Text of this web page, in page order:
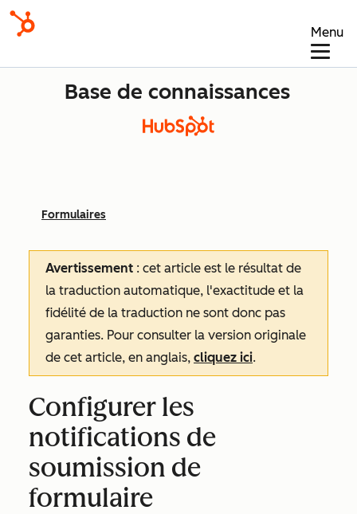
Menu
Base de connaissances
Formulaires
Avertissement : cet article est le résultat de
la traduction automatique, l'exactitude et la
fidélité de la traduction ne sont donc pas
garanties. Pour consulter la version originale
de cet article, en anglais, cliquez ici.
Configurer les
notifications de
soumission de
formulaire